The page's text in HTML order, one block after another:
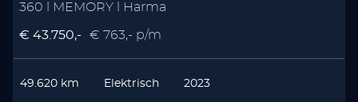
360 l MEMORY l Harma
€ 43.750,- € 763,- p/m
49.620 km Elektrisch 2023